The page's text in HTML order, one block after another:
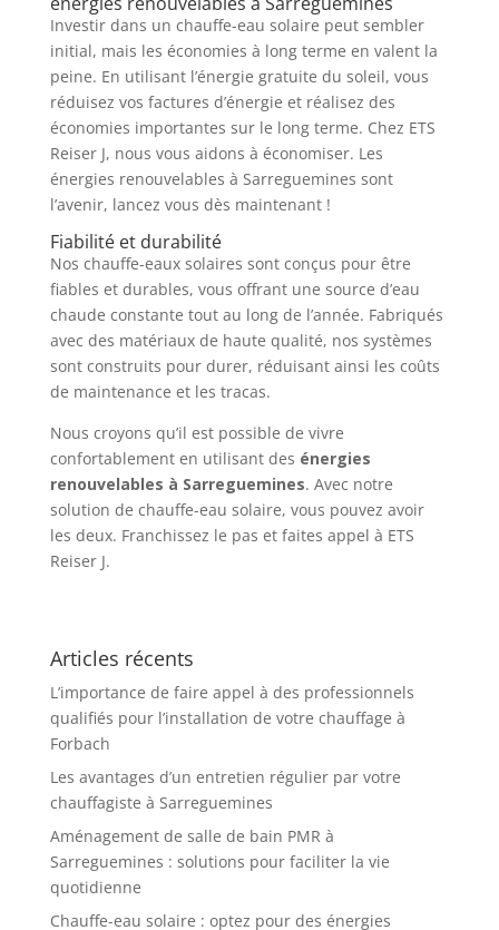
Investir dans un chauffe-eau solaire peut sembler
initial, mais les économies à long terme en valent la
peine. En utilisant l’énergie gratuite du soleil, vous
réduisez vos factures d’énergie et réalisez des
économies importantes sur le long terme. Chez ETS
Reiser J, nous vous aidons à économiser. Les
énergies renouvelables à Sarreguemines sont
l’avenir, lancez vous dès maintenant !
Fiabilité et durabilité
Nos chauffe-eaux solaires sont conçus pour être
fiables et durables, vous offrant une source d’eau
chaude constante tout au long de l’année. Fabriqués
avec des matériaux de haute qualité, nos systèmes
sont construits pour durer, réduisant ainsi les coûts
de maintenance et les tracas.
Nous croyons qu’il est possible de vivre
confortablement en utilisant des énergies
renouvelables à Sarreguemines. Avec notre
solution de chauffe-eau solaire, vous pouvez avoir
les deux. Franchissez le pas et faites appel à ETS
Reiser J.
Articles récents
L’importance de faire appel à des professionnels
qualifiés pour l’installation de votre chauffage à
Forbach
Les avantages d’un entretien régulier par votre
chauffagiste à Sarreguemines
Aménagement de salle de bain PMR à
Sarreguemines : solutions pour faciliter la vie
quotidienne
Chauffe-eau solaire : optez pour des énergies